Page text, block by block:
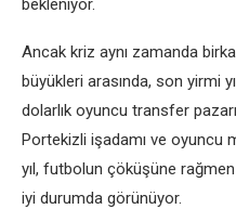
bekleniyor.
Ancak kriz aynı zamanda
büyükleri arasında, son yirmi
dolarlık oyuncu transfer
Portekizli işadamı ve oyuncu
yıl, futbolun çöküşüne
iyi durumda görünüyor.